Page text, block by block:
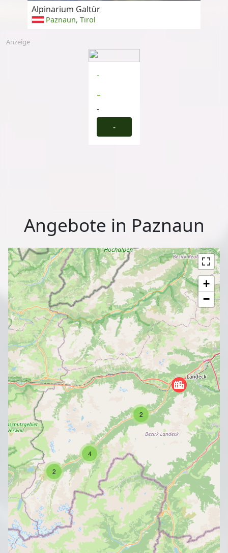
Alpinarium Galtür
Paznaun, Tirol
Anzeige
-
-
-
-
Angebote in Paznaun
2
2
4
+
−